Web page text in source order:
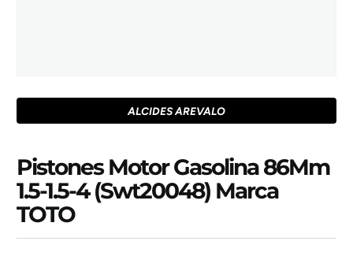
ALCIDES AREVALO
Pistones Motor Gasolina 86Mm
1.5-1.5-4 (Swt20048) Marca
TOTO